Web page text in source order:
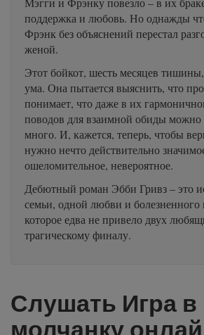
поддержка и любовь. Но однажды
Фрэнк без объяснений перестал
женой.
Этот бойкот, шесть месяцев
ума. Она пытается выяснить, что
понимает, что даже в их
поводов для взаимной обиды
много. И, кажется, теперь, чтобы
нужно нечто действительно
ошеломительное, невероятное.
Дебютный роман Эбби Гривз – это
семьи, одной любви и
которое едва не привело двух
трагическому финалу.
Слушать Игра в
молчанку